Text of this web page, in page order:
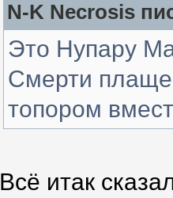
N-K Necrosis
Это Нупару
Смерти
топором
Всё итак